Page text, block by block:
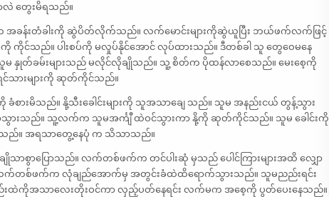
တွေးမိရသည်။
အခန်းတံခါးကို ဆွဲပိတ်လိုက်သည်။ လက်မောင်းများကိုဆွဲယူပြီး ဘယ်ဖက်လက်ဖြင့်
ကိုင်သည်။ ပါးစပ်ကို မလှုပ်နိုင်အောင် လုပ်ထားသည်။ ဒီတစ်ခါ သူ တွေဝေမနေ
သူမ နှုတ်ခမ်းများသည် မလိုင်လိုချိုသည်။ သူ့ စိတ်က ပိုထန်လာစေသည်။ မေးစေ့ကို
င်သားများကို ဆုတ်ကိုင်သည်။
စားမိသည်။ နို့သီးခေါင်းများကို သူအသာချေ သည်။ သူမ အနည်းငယ် တွန့်သွား
ားသည်။ သူ့လက်က သူမအင်္ကျီ ထဲဝင်သွားကာ နို့ကို ဆုတ်ကိုင်သည်။ သူမ ခေါင်းကို
ာသည်။ အရသာတွေ့နေပုံ က သိသာသည်။
ျိုသာစွာပြောသည်။ လက်တစ်ဖက်က တင်ပါးဆုံ မှသည် ပေါင်ကြားများအထိ လျှော
လက်တစ်ဖက်က လုံချည်အောက်မှ အတွင်းခံထဲထိရောက်သွားသည်။ သူမညည်းရင်း
ည်းထဲကိုအသာလေးတိုးဝင်ကာ လှည့်ပတ်နေရင်း လက်မက အစေ့ကို ပွတ်ပေးနေသည်။